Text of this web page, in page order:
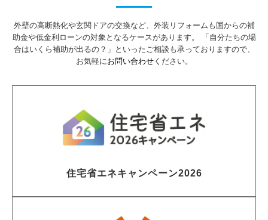
外壁の高断熱化や玄関ドアの交換など、外装リフォームも国からの補
助金や低金利ローンの対象となるケースがあります。
「自分たちの場
合はいくら補助が出るの？」といったご相談も承っておりますので、
お気軽に お問い合わせください。
住宅省エネキャンペーン2026